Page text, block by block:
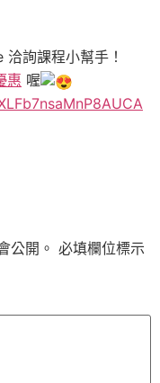
詢課程小幫手！
惠 喔
公開。 必填欄位標示